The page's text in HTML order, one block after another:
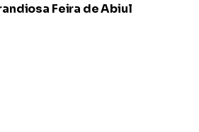
Feira de Abiul